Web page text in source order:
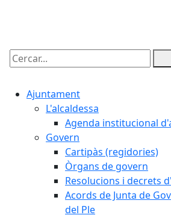
Cercar:
Ajuntament
L'alcaldessa
Agenda institucional
Govern
Cartipàs (regidories)
Òrgans de govern
Resolucions i decrets
Acords de Junta de
del Ple